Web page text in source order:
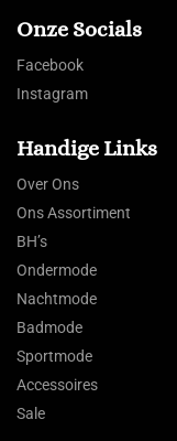
Onze Socials
Facebook
Instagram
Handige Links
Over Ons
Ons Assortiment
BH’s
Ondermode
Nachtmode
Badmode
Sportmode
Accessoires
Sale